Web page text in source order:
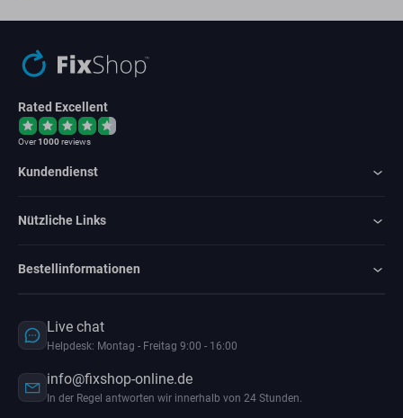
Rated Excellent
Over1000reviews
Kundendienst
Nützliche Links
Bestellinformationen
Live chat
Helpdesk: Montag - Freitag 9:00 - 16:00
info@fixshop-online.de
In der Regel antworten wir innerhalb von 24 Stunden.